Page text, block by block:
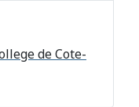
de Cote-